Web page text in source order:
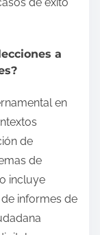
a
en
de
de
incluye
informes de